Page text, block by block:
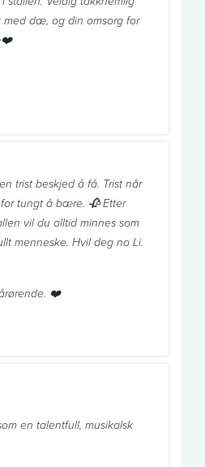
dæ, og din omsorg for
trist beskjed å få. Trist når
tungt å bære. 🥀 Etter
vil du alltid minnes som
menneske. Hvil deg no Li.
❤️
en talentfull, musikalsk